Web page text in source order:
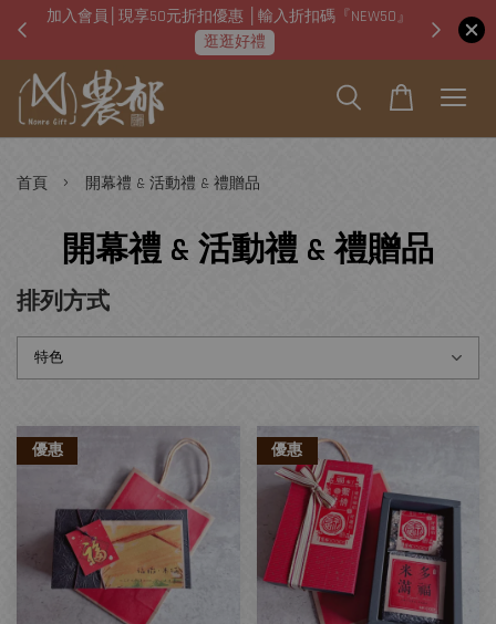
加入會員│現享50元折扣優惠 │輸入折扣碼『NEW50』
逛逛好禮
即日
首頁 › 開幕禮 & 活動禮 & 禮贈品
開幕禮 & 活動禮 & 禮贈品
排列方式
優惠 優惠